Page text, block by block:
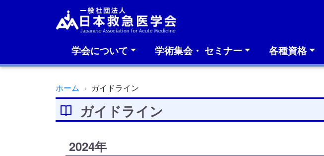
学会について 学術集会・ セミナー 各種資格
ホーム ガイドライン
ガイドライン
2024年